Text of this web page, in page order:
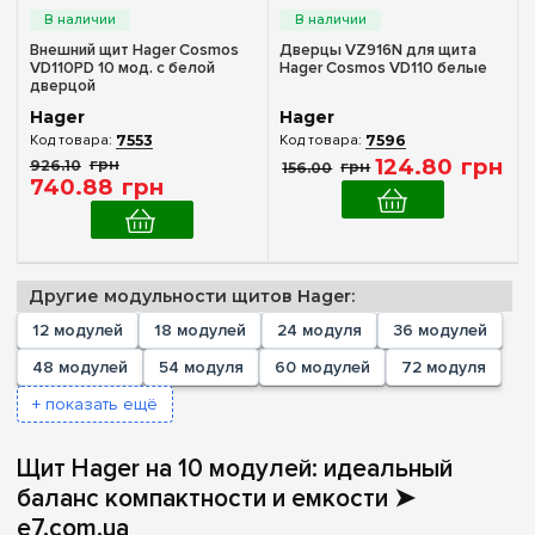
192
216(+1)
240
252(+2)
288(+1)
336
IP30(1)
IP40(2)
IP65
Дверь
Без дверцы
Прозрачная(3)
Аксессуары
Дверца(2)
237 мм(1)
Внешний щит Hager Cosmos
VD110PD 10 мод. с белой
дверцой
Hager
7553
926.10 грн
740.88 грн
Дверцы VZ916N для щита
Hager Cosmos VD110 белые
Hager
7596
156.00 грн 124.80 грн
Другие модульности щитов Hager:
12 модулей 18 модулей 24 модуля
36 модулей
48 модулей
54 модуля 60 модулей
72 модуля
+ показать ещё
Щит Hager на 10 модулей: идеальный
баланс компактности и емкости ➤
e7.com.ua